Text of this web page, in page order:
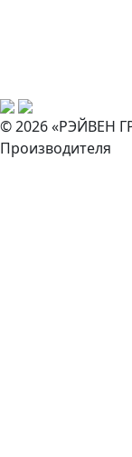
© 2026 «РЭЙВЕН
Производителя